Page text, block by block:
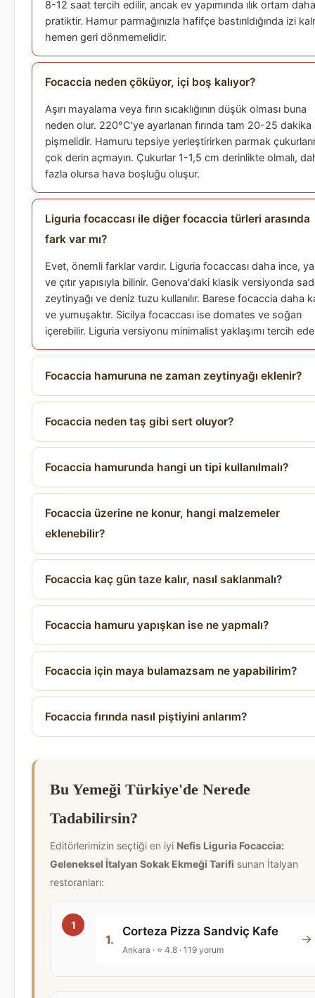
8-12 saat tercih edilir, ancak ev yapımında ılık ortam daha
pratiktir. Hamur parmağınızla hafifçe bastırıldığında izi
hemen geri dönmemelidir.
Focaccia neden çöküyor, içi boş kalıyor?
Aşırı mayalama veya fırın sıcaklığının düşük olması buna
neden olur. 220°C'ye ayarlanan fırında tam 20-25 dakika
pişmelidir. Hamuru tepsiye yerleştirirken parmak
çok derin açmayın. Çukurlar 1-1,5 cm derinlikte olmalı,
fazla olursa hava boşluğu oluşur.
Liguria focaccası ile diğer focaccia türleri arasında
fark var mı?
Evet, önemli farklar vardır. Liguria focaccası daha ince,
ve çıtır yapısıyla bilinir. Genova'daki klasik versiyonda
zeytinyağı ve deniz tuzu kullanılır. Barese focaccia daha
ve yumuşaktır. Sicilya focaccası ise domates ve soğan
içerebilir. Liguria versiyonu minimalist yaklaşımı tercih
Focaccia hamuruna ne zaman zeytinyağı eklenir?
Focaccia neden taş gibi sert oluyor?
Focaccia hamurunda hangi un tipi kullanılmalı?
Focaccia üzerine ne konur, hangi malzemeler
eklenebilir?
Focaccia kaç gün taze kalır, nasıl saklanmalı?
Focaccia hamuru yapışkan ise ne yapmalı?
Focaccia için maya bulamazsam ne yapabilirim?
Focaccia fırında nasıl piştiyini anlarım?
Bu Yemeği Türkiye'de Nerede
Tadabilirsin?
Editörlerimizin seçtiği en iyi Nefis Liguria Focaccia:
Geleneksel İtalyan Sokak Ekmeği Tarifi sunan İtalyan
restoranları:
1.
Corteza Pizza Sandviç Kafe
Ankara · ⭐ 4.8 · 119 yorum
→